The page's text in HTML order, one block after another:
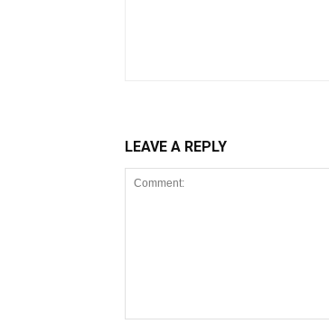
LEAVE A REPLY